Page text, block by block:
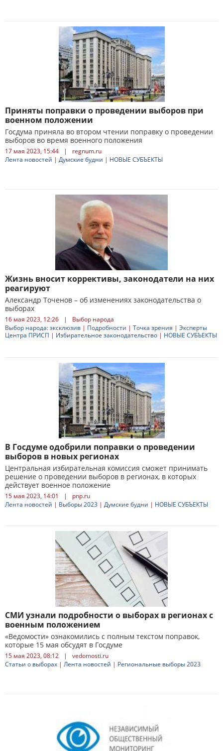
Приняты поправки о проведении выборов при
военном положении
Госдума приняла во втором чтении поправку о проведении
выборов во время военного положения
17 мая 2023, 15:44 |
regnum.ru
Лента новостей | Думские будни | НОВЫЕ СУБЪЕКТЫ
Жизнь вносит коррективы, законодатели на них
реагируют
Александр Точенов – об изменениях законодательства о
выборах
16 мая 2023, 12:26 |
Выбор народа
Выбор народа: эксклюзив | Подробности | Точка зрения | Эксперты
Центра ПРИСП | Избирательное законодательство | НОВЫЕ СУБЪЕКТЫ
В Госдуме одобрили поправки о проведении
выборов в новых регионах
Центральная избирательная комиссия сможет принимать
решение о проведении выборов в регионах, в которых
действует военное положение
15 мая 2023, 14:01 |
pnp.ru
Лента новостей | Выборы 2023 | Думские будни | НОВЫЕ СУБЪЕКТЫ
СМИ узнали подробности о выборах в регионах с
военным положением
«Ведомости» ознакомились с полным текстом поправок,
которые 15 мая обсудят в Госдуме
15 мая 2023, 08:12 |
vedomosti.ru
Статьи о выборах | Лента новостей | Региональные выборы 2023